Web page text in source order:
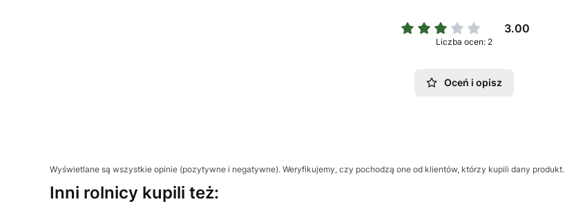
3.00
Liczba ocen: 2
Oceń i opisz
Wyświetlane są wszystkie opinie (pozytywne i negatywne). Weryfikujemy, czy pochodzą one od klientów, którzy kupili dany produkt.
Inni rolnicy kupili też: